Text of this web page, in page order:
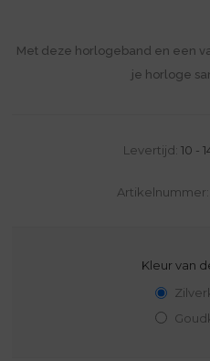
Met deze horlogeband en een
je horloge
Levertijd: 10 -
Artikelnummer:
Kleur van